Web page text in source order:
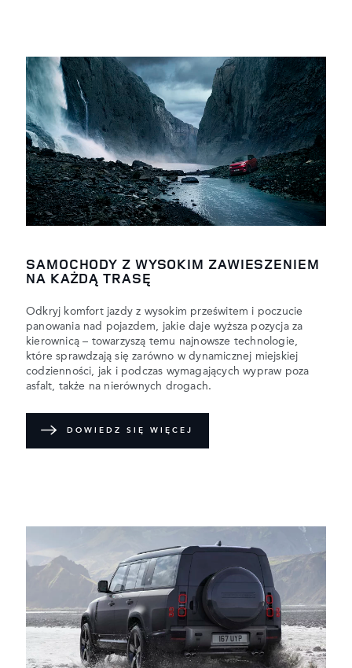
SAMOCHODY Z WYSOKIM ZAWIESZENIEM
NA KAŻDĄ TRASĘ
Odkryj komfort jazdy z wysokim prześwitem i poczucie
panowania nad pojazdem, jakie daje wyższa pozycja za
kierownicą – towarzyszą temu najnowsze technologie,
które sprawdzają się zarówno w dynamicznej miejskiej
codzienności, jak i podczas wymagających wypraw poza
asfalt, także na nierównych drogach.
DOWIEDZ SIĘ WIĘCEJ